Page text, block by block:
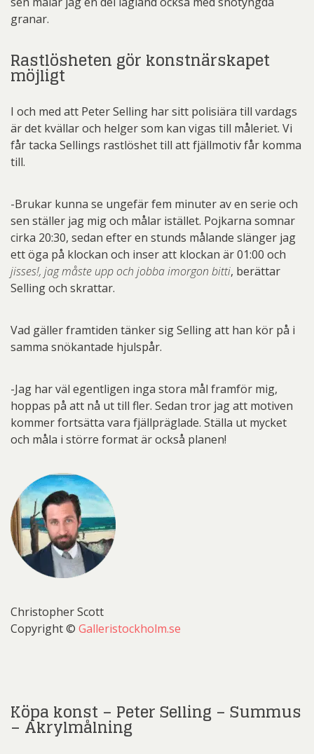
granar.
Rastlösheten gör konstnärskapet
möjligt
I och med att Peter Selling har sitt polisiära till vardags
är det kvällar och helger som kan vigas till måleriet. Vi
får tacka Sellings rastlöshet till att fjällmotiv får komma
till.
-Brukar kunna se ungefär fem minuter av en serie och
sen ställer jag mig och målar istället. Pojkarna somnar
cirka 20:30, sedan efter en stunds målande slänger jag
ett öga på klockan och inser att klockan är 01:00 och
jisses!, jag måste upp och jobba imorgon bitti, berättar
Selling och skrattar.
Vad gäller framtiden tänker sig Selling att han kör på i
samma snökantade hjulspår.
-Jag har väl egentligen inga stora mål framför mig,
hoppas på att nå ut till fler. Sedan tror jag att motiven
kommer fortsätta vara fjällpräglade. Ställa ut mycket
och måla i större format är också planen!
Christopher Scott
Copyright © Galleristockholm.se
Köpa konst – Peter Selling – Summus
– Akrylmålning